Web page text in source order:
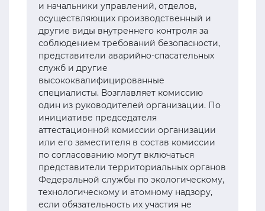
и начальники управлений, отделов,
осуществляющих производственный и
другие виды внутреннего контроля за
соблюдением требований безопасности,
представители аварийно-спасательных
служб и другие
высококвалифицированные
специалисты. Возглавляет комиссию
один из руководителей организации. По
инициативе председателя
аттестационной комиссии организации
или его заместителя в состав комиссии
по согласованию могут включаться
представители территориальных органов
Федеральной службы по экологическому,
технологическому и атомному надзору,
если обязательность их участия не